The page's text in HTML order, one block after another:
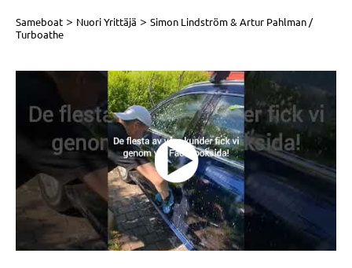
Sameboat > Nuori Yrittäjä > Simon Lindström & Artur Pahlman /
Turboathe